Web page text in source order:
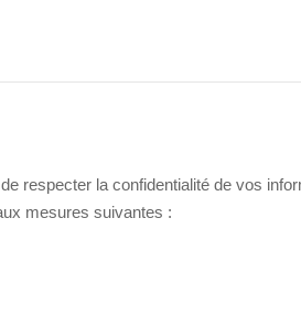
respecter la confidentialité de vos
mesures suivantes :